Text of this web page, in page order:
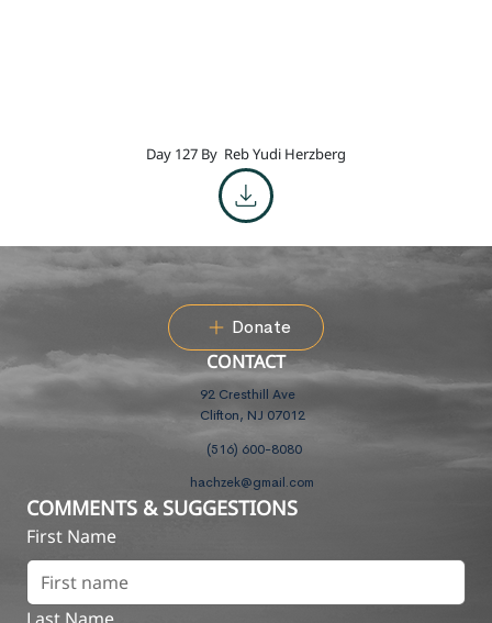
Day 127 By Reb Yudi Herzberg
Donate
CONTACT
92 Cresthill Ave
Clifton, NJ 07012
(516) 600-8080
hachzek@gmail.com
COMMENTS & SUGGESTIONS
First Name